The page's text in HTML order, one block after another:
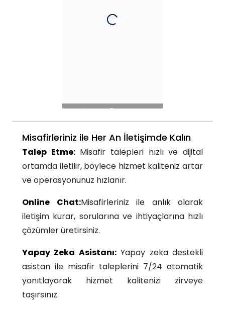
Misafirleriniz ile Her An İletişimde Kalın
Talep Etme:Misafir talepleri hızlı ve dijital
ortamda iletilir, böylece hizmet kaliteniz artar
ve operasyonunuz hızlanır.
Online Chat:Misafirleriniz ile anlık olarak
iletişim kurar, sorularına ve ihtiyaçlarına hızlı
çözümler üretirsiniz.
Yapay Zeka Asistanı:Yapay zeka destekli
asistan ile misafir taleplerini 7/24 otomatik
yanıtlayarak hizmet kalitenizi zirveye
taşırsınız.